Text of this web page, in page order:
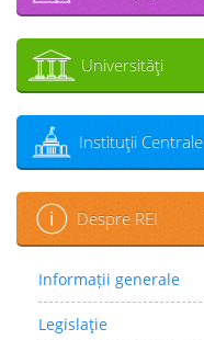
Universităţi
Instituţii Centrale
Despre REI
Informații generale
Legislaţie